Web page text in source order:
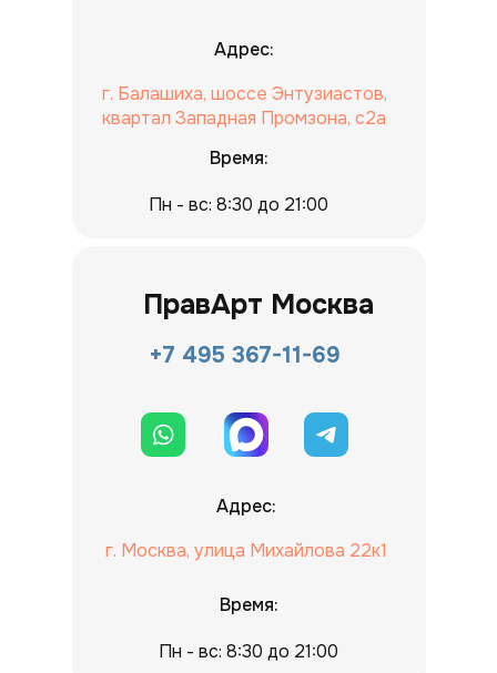
Адрес:
г. Балашиха, шоссе Энтузиастов,
квартал Западная Промзона, с2а
Пн - вс: 8:30 до 21:00
Время:
г. Москва, улица Михайлова 22к1
Адрес:
ПравАрт Москва
Пн - вс: 8:30 до 21:00
Время:
+7 495 367-11-69